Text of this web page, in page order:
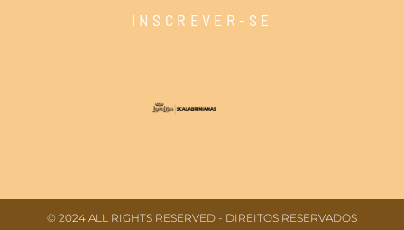
INSCREVER-SE
© 2024 ALL RIGHTS RESERVED​ - DIREITOS RESERVADOS